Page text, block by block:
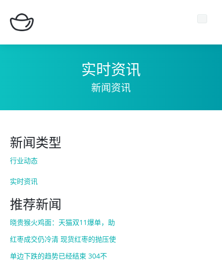
新闻中心
关于我们
实时资讯
新闻资讯
新闻类型
行业动态
实时资讯
推荐新闻
晓贵猴火鸡面：天猫双11爆单，助
红枣成交仍冷清 现货红枣的抛压使
单边下跌的趋势已经结束 304不